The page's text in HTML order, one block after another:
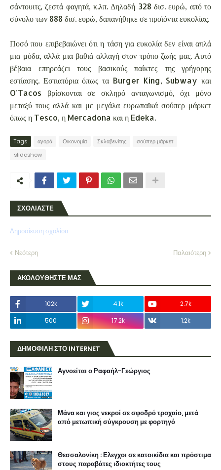
σάντουιτς, ζεστά φαγητά, κ.λπ. Δηλαδή 328 δισ. ευρώ, από το
σύνολο των 888 δισ. ευρώ, δαπανήθηκε σε προϊόντα ευκολίας.
Ποσό που επιβεβαιώνει ότι η τάση για ευκολία δεν είναι απλά
μια μόδα, αλλά μια βαθιά αλλαγή στον τρόπο ζωής μας. Αυτό
βέβαια επηρεάζει τους βασικούς παίκτες της γρήγορης
εστίασης. Εστιατόρια όπως τα Burger King, Subway και
O'Tacos βρίσκονται σε σκληρό ανταγωνισμό, όχι μόνο
μεταξύ τους αλλά και με μεγάλα ευρωπαϊκά σούπερ μάρκετ
όπως η Tesco, η Mercadona και η Edeka.
Tags αγορά Οικονομία Σκλαβενίτης
σούπερ μάρκετ
slideshow
ΣΧΟΛΙΑΣΤΕ
Δημοσίευση σχολίου
Νεότερη Παλαιότερη
ΑΚΟΛΟΥΘΗΣΤΕ ΜΑΣ
102k 4.1k
2.7k
500
17.2k 1.2k
ΔΗΜΟΦΙΛΗ ΣΤΟ INTERNET
Αγνοείται ο Ραφαήλ-Γεώργιος
Μάνα και γιος νεκροί σε σφοδρό τροχαίο, μετά
από μετωπική σύγκρουση με φορτηγό
Θεσσαλονίκη : Ελεγχοι σε κατοικίδια και πρόστιμα
στους παραβάτες ιδιοκτήτες τους